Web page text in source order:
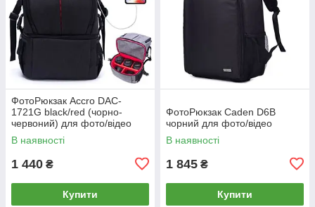
ФотоРюкзак Accro DAC-
1721G black/red (чорно-
червоний) для фото/відео
В наявності
1 440 ₴
Купити
ФотоРюкзак Caden D6B
чорний для фото/відео
В наявності
1 845 ₴
Купити